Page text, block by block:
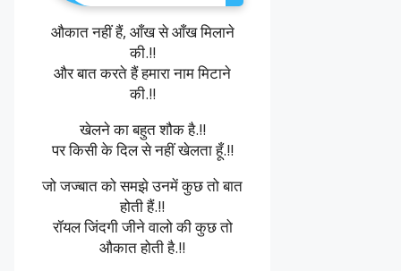
औकात नहीं हैं, आँख से आँख मिलाने
की.!!
और बात करते हैं हमारा नाम मिटाने
की.!!
खेलने का बहुत शौक है.!!
पर किसी के दिल से नहीं खेलता हूँ.!!
जो जज्बात को समझे उनमें कुछ तो बात
होती हैं.!!
रॉयल जिंदगी जीने वालो की कुछ तो
औकात होती है.!!